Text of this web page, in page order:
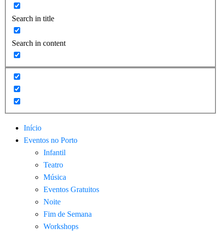
Search in title
Search in content
Início
Eventos no Porto
Infantil
Teatro
Música
Eventos Gratuitos
Noite
Fim de Semana
Workshops